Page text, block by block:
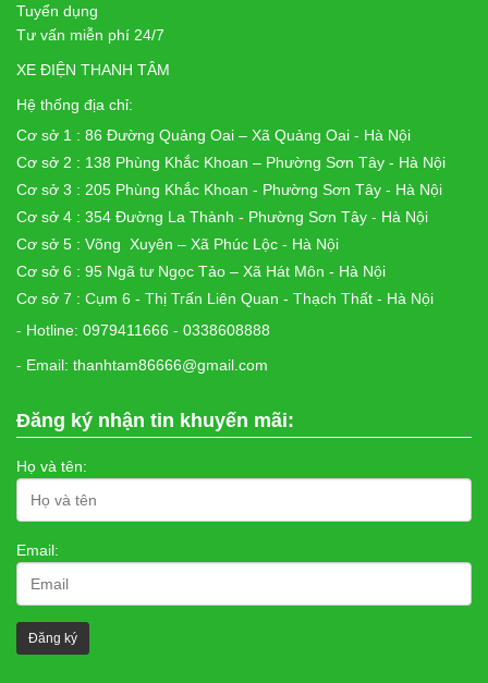
Tuyển dụng
Tư vấn miễn phí 24/7
XE ĐIỆN THANH TÂM
Hệ thống địa chỉ:
Cơ sở 1 : 86 Đường Quảng Oai – Xã Quảng Oai - Hà Nội
Cơ sở 2 : 138 Phùng Khắc Khoan – Phường Sơn Tây - Hà Nội
Cơ sở 3 : 205 Phùng Khắc Khoan - Phường Sơn Tây - Hà Nội
Cơ sở 4 : 354 Đường La Thành - Phường Sơn Tây - Hà Nội
Cơ sở 5 : Võng Xuyên – Xã Phúc Lộc - Hà Nội
Cơ sở 6 : 95 Ngã tư Ngọc Tảo – Xã Hát Môn - Hà Nội
Cơ sở 7 : Cụm 6 - Thị Trấn Liên Quan - Thạch Thất - Hà Nội
- Hotline: 0979411666 - 0338608888
- Email: thanhtam86666@gmail.com
Đăng ký nhận tin khuyến mãi:
Họ và tên:
Email: